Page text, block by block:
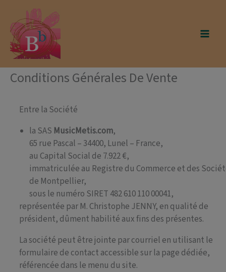
contenu
Conditions Générales De Vente
Entre la Société
la SAS MusicMetis.com,
65 rue Pascal – 34400, Lunel – France,
au Capital Social de 7.922 €,
immatriculée au Registre du Commerce et des
de Montpellier,
sous le numéro SIRET 482 610 110 00041,
représentée par M. Christophe JENNY, en qualité de
président, dûment habilité aux fins des présentes.
La société peut être jointe par courriel en utilisant le
formulaire de contact accessible sur la page dédiée,
référencée dans le menu du site.